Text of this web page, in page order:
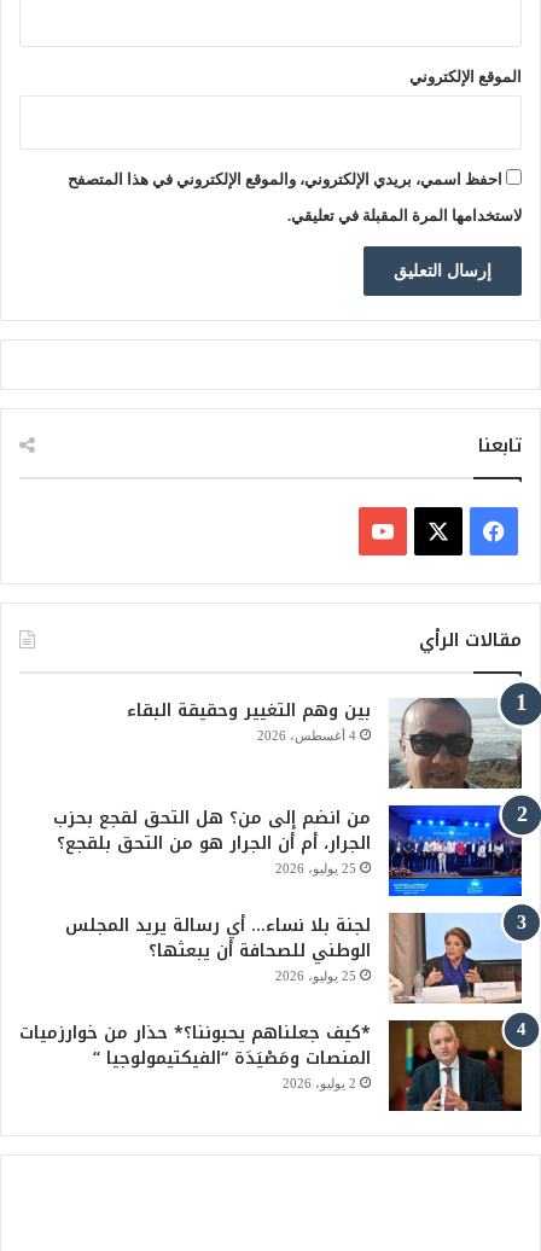
الموقع الإلكتروني
احفظ اسمي، بريدي الإلكتروني، والموقع الإلكتروني في هذا المتصفح
لاستخدامها المرة المقبلة في تعليقي.
تابعنا
ي
ب
و
ك
X
Y
u
T
b
e
مقالات الرأي
بين وهم التغيير وحقيقة البقاء
4 أغسطس، 2026
من انضم إلى من؟ هل التحق لقجع بحزب
الجرار، أم أن الجرار هو من التحق بلقجع؟
25 يوليو، 2026
لجنة بلا نساء… أي رسالة يريد المجلس
الوطني للصحافة أن يبعثها؟
25 يوليو، 2026
*كيف جعلناهم يحبوننا؟* حذار من خوارزميات
المنصات ومَصْيَدَة “الفيكتيمولوجيا “
2 يوليو، 2026